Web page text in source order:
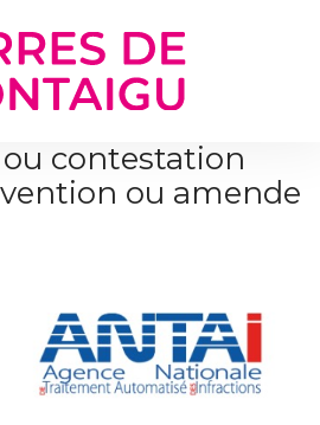
contestation
ou amende